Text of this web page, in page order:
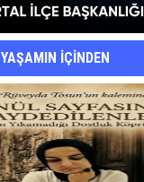
YAŞAMIN İÇİNDEN